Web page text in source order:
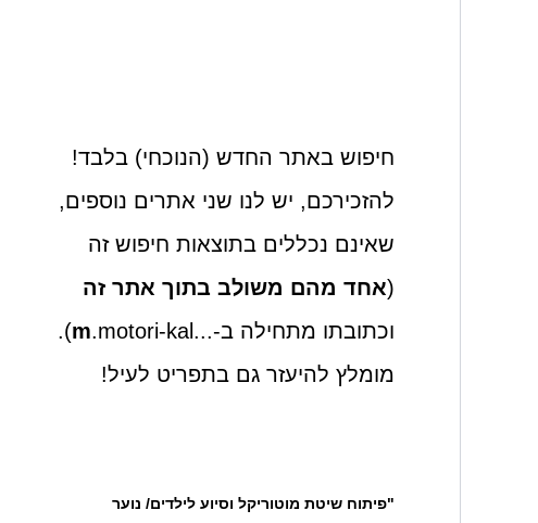
חיפוש באתר החדש (הנוכחי) בלבד!
להזכירכם, יש לנו שני אתרים נוספים,
שאינם נכללים בתוצאות חיפוש זה
(אחד מהם משולב בתוך אתר זה
וכתובתו מתחילה ב-...
m
.motori-kal).
מומלץ להיעזר גם בתפריט לעיל!
"פיתוח שיטת מוטוריקל וסיוע לילדים/ נוער